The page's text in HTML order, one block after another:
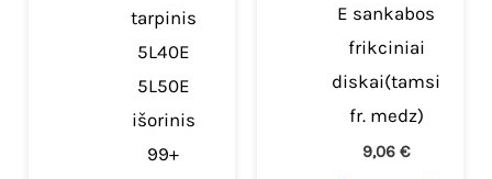
tarpinis
5L40E
5L50E
išorinis
99+
E sankabos
frikciniai
diskai(tamsi
fr. medz)
9,06€